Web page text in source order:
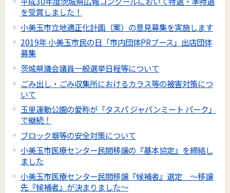
を受賞しました！
小美玉市立地適正化計画（案）の意見募集を実施します
2019年 小美玉市民の日「市内団体PRブース」出店団体
募集
茨城県議会議員一般選挙日程等について
ごみ出し・ごみ収集所におけるカラス等の被害対策につ
いて
玉里運動公園の愛称が「タスパ ジャパンミート パーク」
で継続！
ブロック塀等の安全対策について
小美玉市医療センター民間移譲の『基本協定』を締結し
ました
小美玉市医療センター民間移譲『候補者』選定 ～移譲
先『候補者』が決まりました～